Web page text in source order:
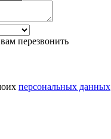
перезвонить
персональных данных